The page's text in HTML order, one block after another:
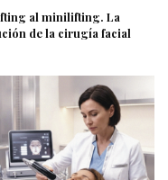
al minilifting. La
de la cirugía facial